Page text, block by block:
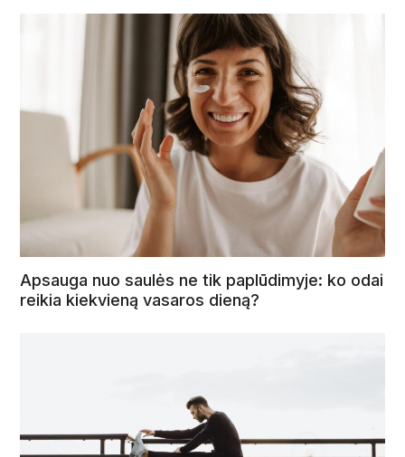
Apsauga nuo saulės ne tik paplūdimyje: ko odai
reikia kiekvieną vasaros dieną?